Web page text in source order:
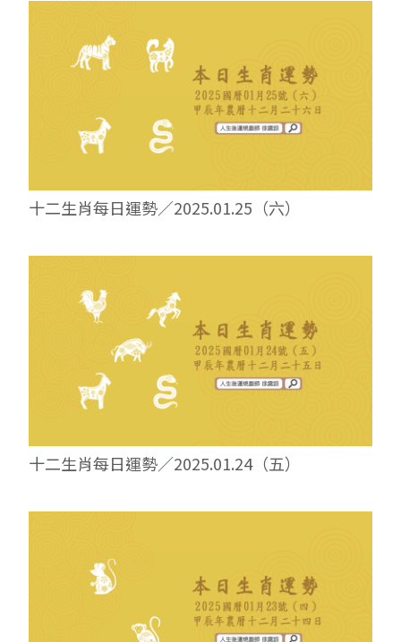
十二生肖每日運勢／2025.01.25（六）
十二生肖每日運勢／2025.01.24（五）